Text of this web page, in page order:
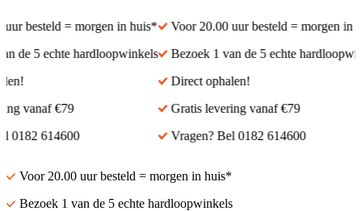
besteld = morgen in huis*
de 5 echte hardloopwinkels
vanaf €79
614600
Voor 20.00 uur besteld = morgen in
Bezoek 1 van de 5 echte
Direct ophalen!
Gratis levering vanaf €79
Vragen? Bel 0182 614600
Voor 20.00 uur besteld = morgen in huis*
Bezoek 1 van de 5 echte hardloopwinkels